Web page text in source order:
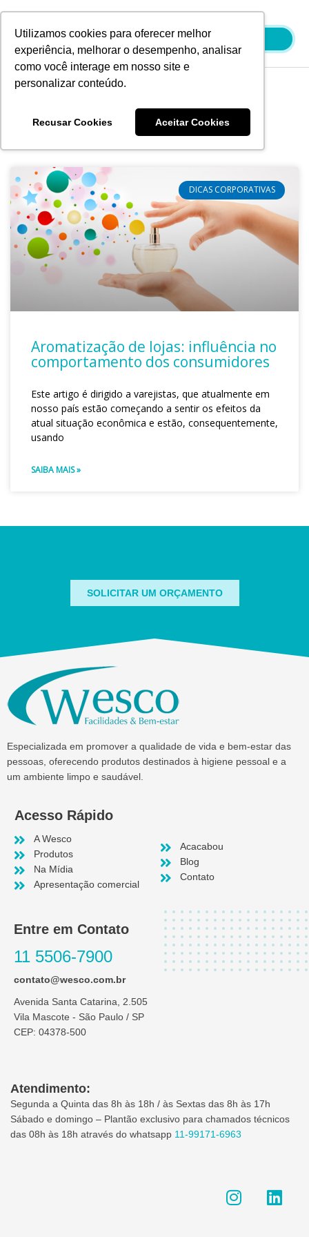
Utilizamos cookies para oferecer melhor
experiência, melhorar o desempenho, analisar
como você interage em nosso site e
personalizar conteúdo.
Recusar Cookies Aceitar Cookies
conteúdo
Blog
DICAS CORPORATIVAS
Aromatização de lojas: influência no
comportamento dos consumidores
Este artigo é dirigido a varejistas, que atualmente em
nosso país estão começando a sentir os efeitos da
atual situação econômica e estão, consequentemente,
usando
SAIBA MAIS »
SOLICITAR UM ORÇAMENTO
Especializada em promover a qualidade de vida e bem-estar das
pessoas, oferecendo produtos destinados à higiene pessoal e a
um ambiente limpo e saudável.
Acesso Rápido
A Wesco
Produtos
Na Mídia
Apresentação comercial
Acacabou
Blog
Contato
Entre em Contato
11 5506-7900
contato@wesco.com.br
Avenida Santa Catarina, 2.505
Vila Mascote - São Paulo / SP
CEP: 04378-500
Atendimento:
Segunda a Quinta das 8h às 18h / às Sextas das 8h às 17h
Sábado e domingo – Plantão exclusivo para chamados técnicos
das 08h às 18h através do whatsapp 11-99171-6963
n i